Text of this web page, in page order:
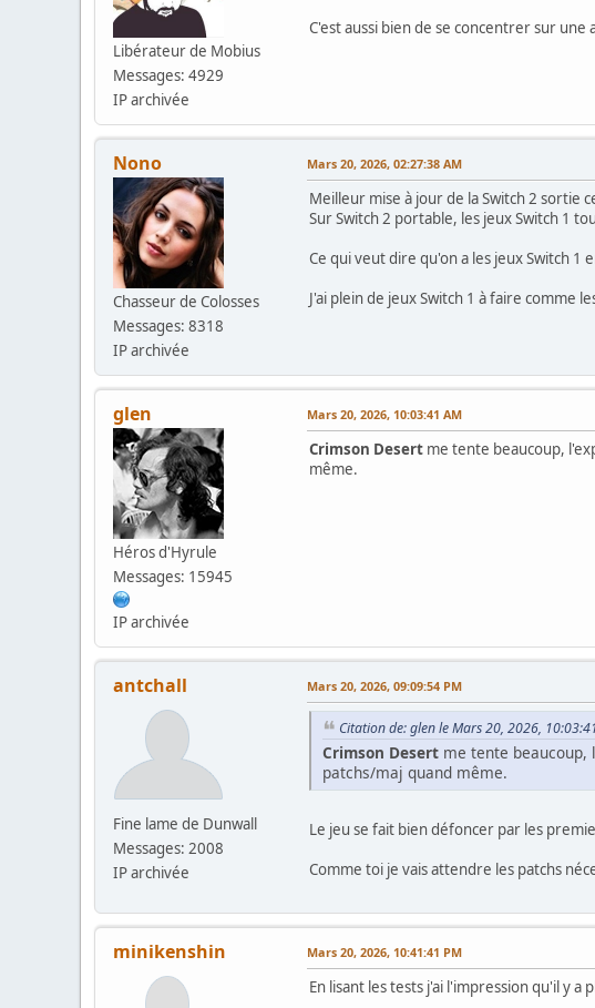
Libérateur de Mobius
Messages: 4929
IP archivée
C'est aussi bien de se concentrer sur une
Nono
Chasseur de Colosses
Messages: 8318
IP archivée
Mars 20, 2026, 02:27:38 AM
Meilleur mise à jour de la Switch 2 sortie
Sur Switch 2 portable, les jeux Switch 1
Ce qui veut dire qu'on a les jeux Switch 1
J'ai plein de jeux Switch 1 à faire comme
glen
Héros d'Hyrule
Messages: 15945
IP archivée
Mars 20, 2026, 10:03:41 AM
Crimson Desert me tente beaucoup,
même.
antchall
Fine lame de Dunwall
Messages: 2008
IP archivée
Mars 20, 2026, 09:09:54 PM
Citation de: glen le Mars 20, 2026,
Crimson Desert me tente
patchs/maj quand même.
Le jeu se fait bien défoncer par les
Comme toi je vais attendre les patchs
minikenshin Mars 20, 2026, 10:41:41 PM
En lisant les tests j'ai l'impression qu'il y a